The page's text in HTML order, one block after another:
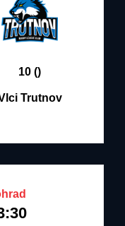
10 ()
Trutnov